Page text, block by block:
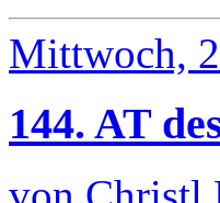
Mittwoch,
144. AT